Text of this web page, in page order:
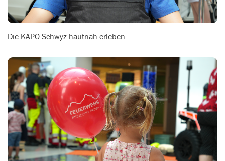
Die KAPO Schwyz hautnah erleben